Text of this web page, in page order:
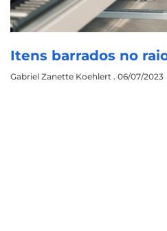
Itens barrados no
Gabriel Zanette Koehlert 06/07/2023